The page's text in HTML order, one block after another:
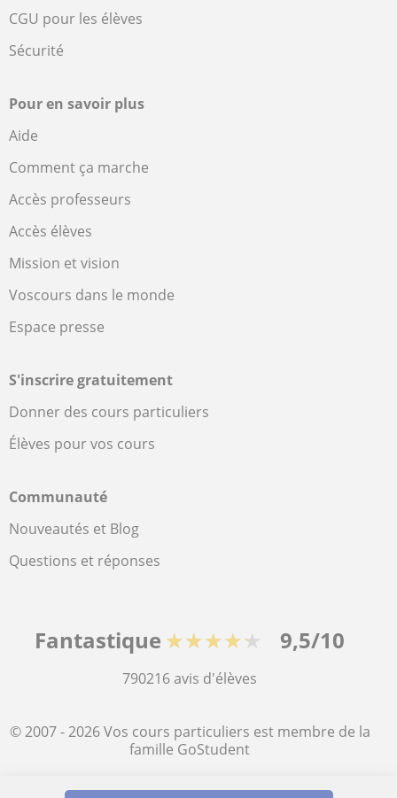
CGU pour les élèves
Sécurité
Pour en savoir plus
Aide
Comment ça marche
Accès professeurs
Accès élèves
Mission et vision
Voscours dans le monde
Espace presse
S'inscrire gratuitement
Donner des cours particuliers
Élèves pour vos cours
Communauté
Nouveautés et Blog
Questions et réponses
Fantastique ★★★★★ 9,5/10
790216avis d'élèves
© 2007 - 2026 Vos cours particuliers est membre de la
famille GoStudent